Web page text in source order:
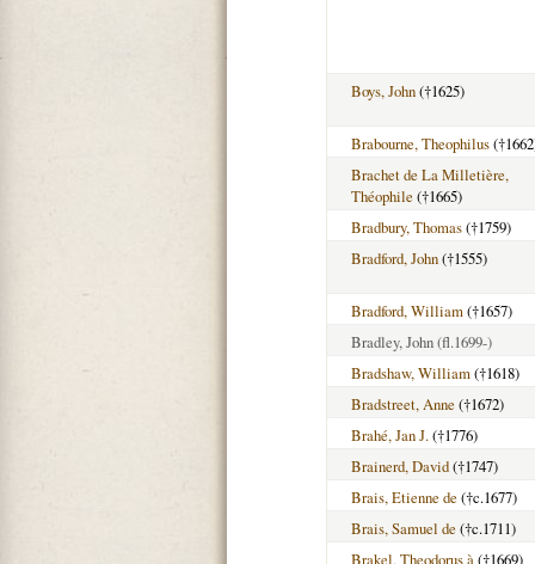
Boys, John(†1625)
Brabourne, Theophilus
Brachet de La Milletière,
Théophile (†1665)
Bradbury, Thomas(†1759)
Bradford, John(†1555)
Bradford, William(†1657)
Bradley, John(fl.1699-)
Bradshaw, William(†1618)
Bradstreet, Anne (†1672)
Brahé, Jan J.(†1776)
Brainerd, David(†1747)
Brais, Etienne de (†c.1677)
Brais, Samuel de (†c.1711)
Brakel, Theodorus à(†1669)